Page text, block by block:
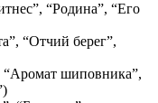
“Родина”, “Его
“Отчий берег”,
шиповника”,